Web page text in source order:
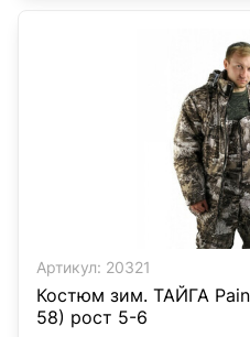
Артикул: 20321
Костюм зим. ТАЙГА
58) рост 5-6